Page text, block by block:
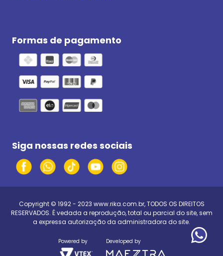
Formas de pagamento
Siga nossas redes sociais
Copyright © 1992 - 2023 www.rika.com.br, TODOS OS DIREITOS
RESERVADOS. É vedada a reprodução, total ou parcial do site, sem
a expressa autorização da administradora do site.
Powered by Developed by